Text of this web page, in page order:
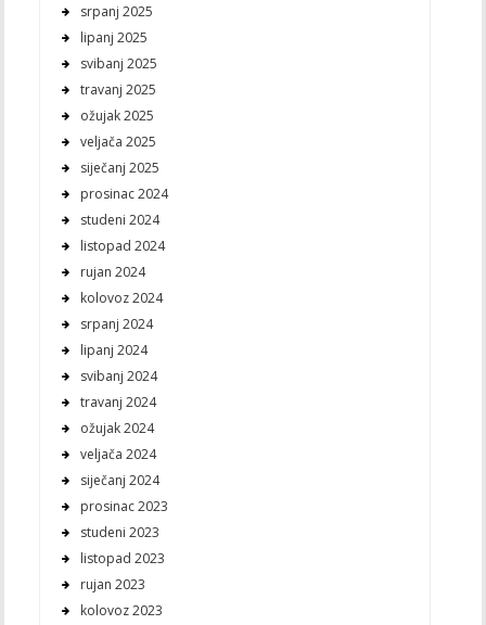
srpanj 2025
lipanj 2025
svibanj 2025
travanj 2025
ožujak 2025
veljača 2025
siječanj 2025
prosinac 2024
studeni 2024
listopad 2024
rujan 2024
kolovoz 2024
srpanj 2024
lipanj 2024
svibanj 2024
travanj 2024
ožujak 2024
veljača 2024
siječanj 2024
prosinac 2023
studeni 2023
listopad 2023
rujan 2023
kolovoz 2023